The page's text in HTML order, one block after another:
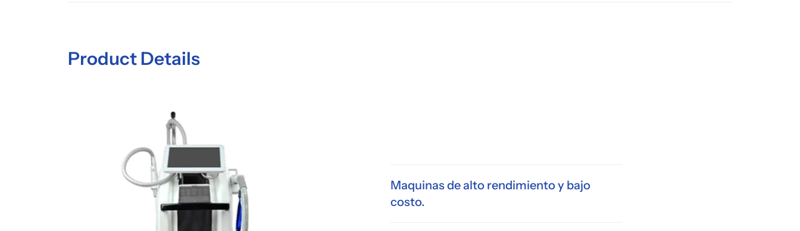
Product Details
Maquinas de alto rendimiento y bajo
costo.